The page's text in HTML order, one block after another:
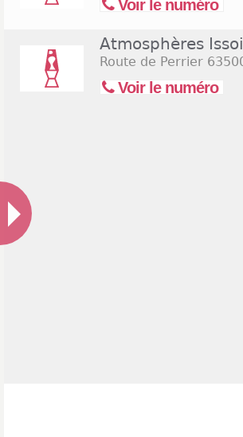
Voir le numéro
Atmosphères
Route de Perrier
Voir le numéro